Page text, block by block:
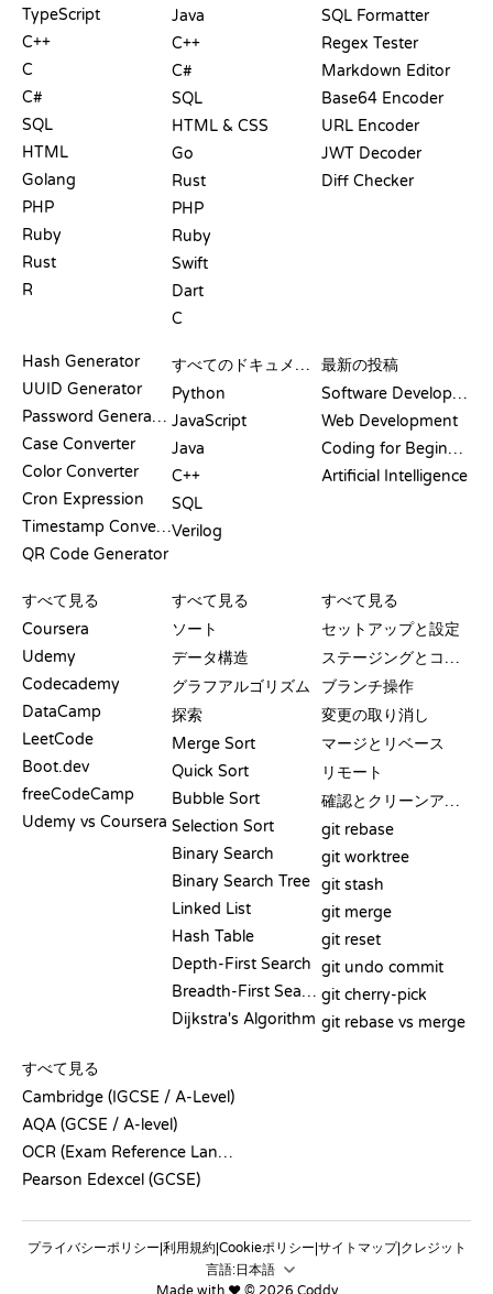
TypeScript
C++
C
C#
SQL
HTML
Golang
PHP
Ruby
Rust
R
Java
C++
C#
SQL
HTML & CSS
Go
Rust
PHP
Ruby
Swift
Dart
C
SQL Formatter
Regex Tester
Markdown Editor
Base64 Encoder
URL Encoder
JWT Decoder
Diff Checker
Hash Generator
UUID Generator
Password Generator
Case Converter
Color Converter
Cron Expression
Timestamp Converter
QR Code Generator
すべてのドキュメント
Python
JavaScript
Java
C++
SQL
Verilog
最新の投稿
Software Development
Web Development
Coding for Beginners
Artificial Intelligence
すべて見る
Coursera
Udemy
Codecademy
DataCamp
LeetCode
Boot.dev
freeCodeCamp
Udemy vs Coursera
すべて見る
ソート
データ構造
グラフアルゴリズム
探索
Merge Sort
Quick Sort
Bubble Sort
Selection Sort
Binary Search
Binary Search Tree
Linked List
Hash Table
Depth-First Search
Breadth-First Search
Dijkstra's Algorithm
すべて見る
セットアップと設定
ステージングとコミット
ブランチ操作
変更の取り消し
マージとリベース
リモート
確認とクリーンアップ
git rebase
git worktree
git stash
git merge
git reset
git undo commit
git cherry-pick
git rebase vs merge
すべて見る
Cambridge (IGCSE / A-Level)
AQA (GCSE / A-level)
OCR (Exam Reference Language)
Pearson Edexcel (GCSE)
プライバシーポリシー|利用規約|Cookieポリシー|サイトマップ|クレジット
言語:
Made with ❤️ © 2026 Coddy